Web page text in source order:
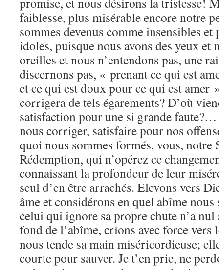
faiblesse, plus misérable encore notre
sommes devenus comme insensibles
idoles, puisque nous avons des yeux et
oreilles et nous n’entendons pas, une
discernons pas, « prenant ce qui est
et ce qui est doux pour ce qui est amer
corrigera de tels égarements? D’où
satisfaction pour une si grande
nous corriger, satisfaire pour nos
quoi nous sommes formés, vous, notre
Rédemption, qui n’opérez ce
connaissant la profondeur de leur
seul d’en être arrachés. Elevons vers
âme et considérons en quel abîme
celui qui ignore sa propre chute n’a nul
fond de l’abîme, crions avec force vers
nous tende sa main miséricordieuse;
courte pour sauver. Je t’en prie, ne